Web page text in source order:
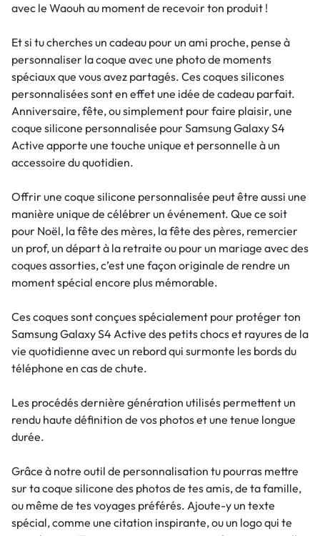
avec le Waouh au moment de recevoir ton produit !
Et si tu cherches un cadeau pour un ami proche, pense à
personnaliser la coque avec une photo de moments
spéciaux que vous avez partagés. Ces coques silicones
personnalisées sont en effet une idée de cadeau parfait.
Anniversaire, fête, ou simplement pour faire plaisir, une
coque silicone personnalisée pour Samsung Galaxy S4
Active apporte une touche unique et personnelle à un
accessoire du quotidien.
Offrir une coque silicone personnalisée peut être aussi une
manière unique de célébrer un événement. Que ce soit
pour Noël, la fête des mères, la fête des pères, remercier
un prof, un départ à la retraite ou pour un mariage avec des
coques assorties, c’est une façon originale de rendre un
moment spécial encore plus mémorable.
Ces coques sont conçues spécialement pour protéger ton
Samsung Galaxy S4 Active des petits chocs et rayures de la
vie quotidienne avec un rebord qui surmonte les bords du
téléphone en cas de chute.
Les procédés dernière génération utilisés permettent un
rendu haute définition de vos photos et une tenue longue
durée.
Grâce à notre outil de personnalisation tu pourras mettre
sur ta coque silicone des photos de tes amis, de ta famille,
ou même de tes voyages préférés. Ajoute-y un texte
spécial, comme une citation inspirante, ou un logo qui te